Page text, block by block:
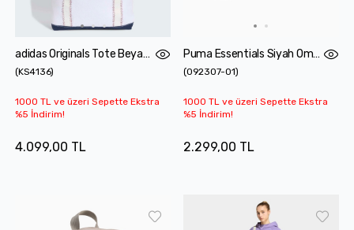
adidas Originals Tote Beyaz Omuz Çantası
(KS4136)
1000 TL ve üzeri Sepette Ekstra
%5 İndirim!
4.099,00 TL
Puma Essentials Siyah Omuz Çantası
(092307-01)
1000 TL ve üzeri Sepette Ekstra
%5 İndirim!
2.299,00 TL